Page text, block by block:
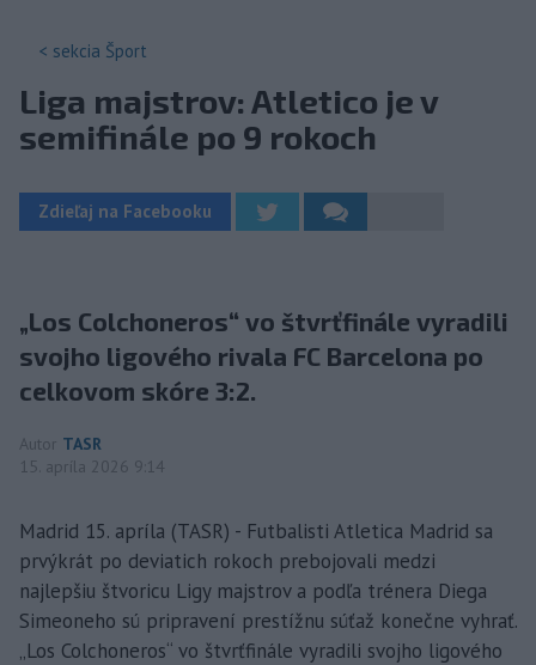
< sekcia Šport
Liga majstrov: Atletico je v
semifinále po 9 rokoch
Zdieľaj na Facebooku
„Los Colchoneros“ vo štvrťfinále vyradili
svojho ligového rivala FC Barcelona po
celkovom skóre 3:2.
Autor TASR
15. apríla 2026 9:14
Madrid 15. apríla (TASR) - Futbalisti Atletica Madrid sa
prvýkrát po deviatich rokoch prebojovali medzi
najlepšiu štvoricu Ligy majstrov a podľa trénera Diega
Simeoneho sú pripravení prestížnu súťaž konečne vyhrať.
„Los Colchoneros“ vo štvrťfinále vyradili svojho ligového